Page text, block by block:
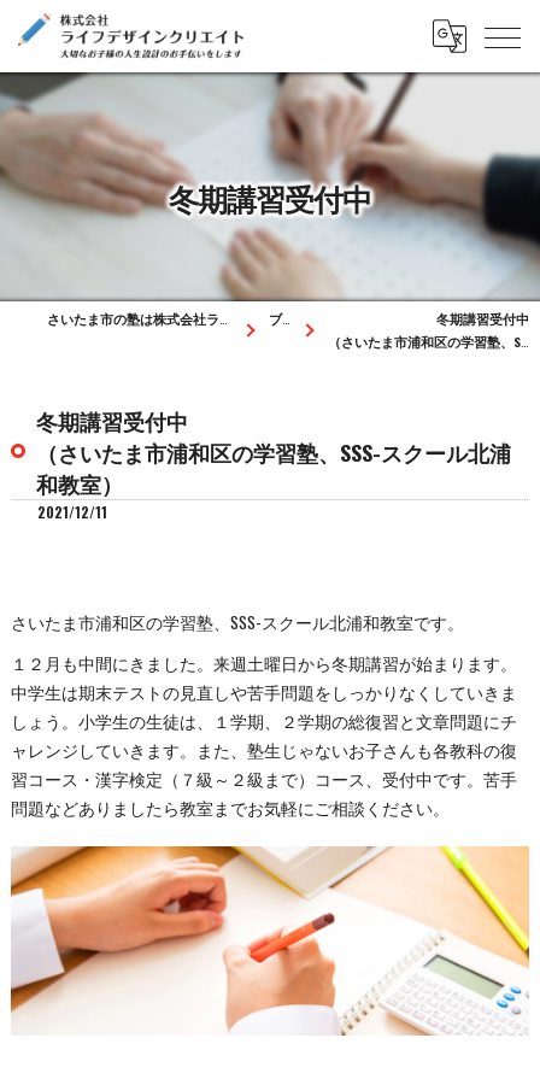
冬期講習受付中
ブログ
冬期講習受付中
（さいたま市浦和区の学習塾、SSS-スクール北浦和教室）
冬期講習受付中
（さいたま市浦和区の学習塾、SSS-スクール北浦
和教室）
2021/12/11
さいたま市浦和区の学習塾、SSS-スクール北浦和教室です。
１２月も中間にきました。来週土曜日から冬期講習が始まります。
中学生は期末テストの見直しや苦手問題をしっかりなくしていきま
しょう。小学生の生徒は、１学期、２学期の総復習と文章問題にチ
ャレンジしていきます。また、塾生じゃないお子さんも各教科の復
習コース・漢字検定（７級～２級まで）コース、受付中です。苦手
問題などありましたら教室までお気軽にご相談ください。